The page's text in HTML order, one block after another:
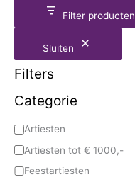
Filter producten
Sluiten
Filters
Categorie
Artiesten
Artiesten tot € 1000,-
Feestartiesten